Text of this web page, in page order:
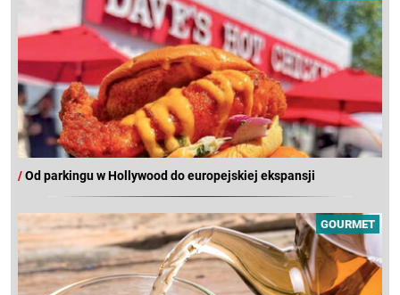
/Od parkingu w Hollywood do europejskiej ekspansji
GOURMET